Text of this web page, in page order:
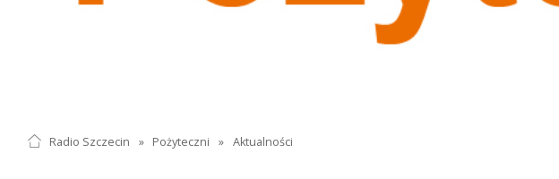
Radio Szczecin » Pożyteczni » Aktualności